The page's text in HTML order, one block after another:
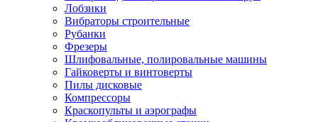
Лобзики
Вибраторы строительные
Рубанки
Фрезеры
Шлифовальные, полировальные машины
Гайковерты и винтоверты
Пилы дисковые
Компрессоры
Краскопульты и аэрографы